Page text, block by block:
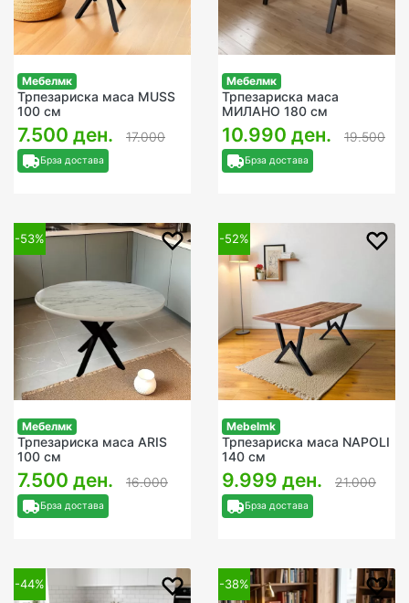
Мебелмк
Трпезариска маса MUSS
100 см
7.500 ден. 17.000
Брза достава
Мебелмк
Трпезариска маса
МИЛАНО 180 см
10.990 ден. 19.500
Брза достава
-53%
Мебелмк
Трпезариска маса ARIS
100 см
7.500 ден. 16.000
Брза достава
-52%
Mebelmk
Трпезариска маса NAPOLI
140 см
9.999 ден. 21.000
Брза достава
-44% -38%